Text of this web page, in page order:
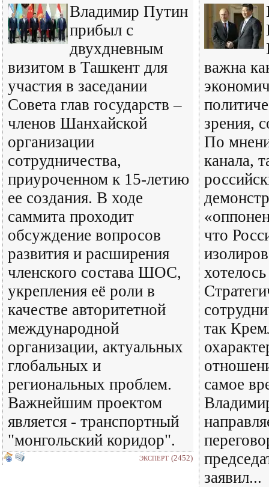
Владимир Путин
прибыл с
двухдневным
визитом в Ташкент для
участия в заседании
Совета глав государств –
членов Шанхайской
организации
сотрудничества,
приуроченном к 15-летию
ее создания. В ходе
саммита проходит
обсуждение вопросов
развития и расширения
членского состава ШОС,
укрепления её роли в
качестве авторитетной
международной
организации, актуальных
глобальных и
региональных проблем.
Важнейшим проектом
является - транспортный
"монгольский коридор".
ЭКСПЕРТ (2452)
важна
зрения,
По
канала,
что
так
самое
заявил...